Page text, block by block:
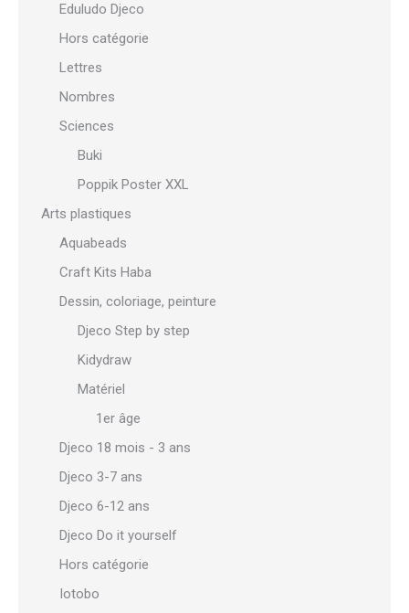
Eduludo Djeco
Hors catégorie
Lettres
Nombres
Sciences
Buki
Poppik Poster XXL
Arts plastiques
Aquabeads
Craft Kits Haba
Dessin, coloriage, peinture
Djeco Step by step
Kidydraw
Matériel
1er âge
Djeco 18 mois - 3 ans
Djeco 3-7 ans
Djeco 6-12 ans
Djeco Do it yourself
Hors catégorie
Iotobo